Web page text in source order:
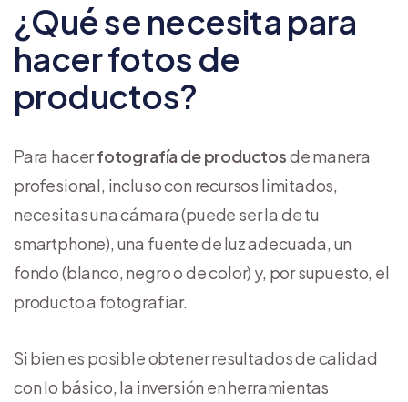
¿Qué se necesita para
hacer fotos de
productos?
Para hacerfotografía de productosde manera
profesional, incluso con recursos limitados,
necesitas una cámara (puede ser la de tu
smartphone), una fuente de luz adecuada, un
fondo (blanco, negro o de color) y, por supuesto, el
producto a fotografiar.
Si bien es posible obtener resultados de calidad
con lo básico, la inversión en herramientas